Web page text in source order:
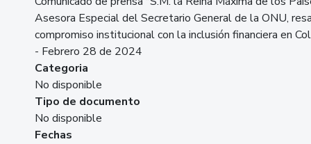
Asesora Especial del Secretario General de la ONU,
compromiso institucional con la inclusión financiera en
- Febrero 28 de 2024
Categoria
No disponible
Tipo de documento
No disponible
Fechas